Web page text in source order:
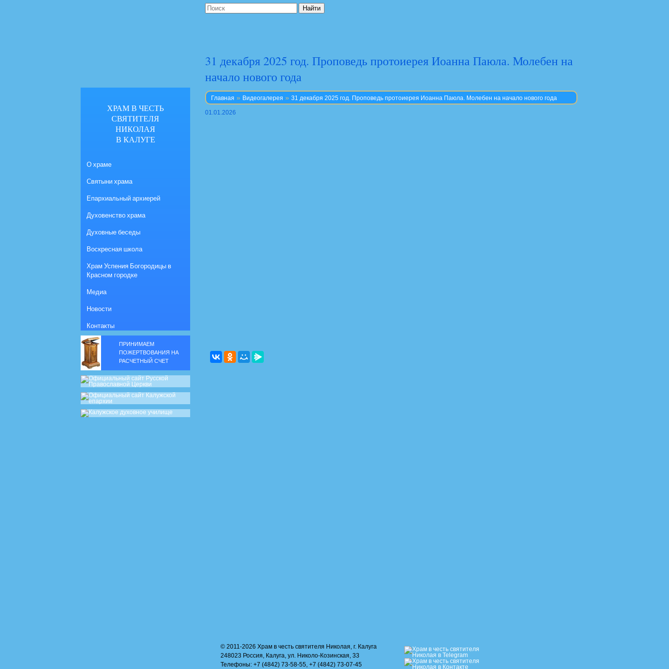
31 декабря 2025 год. Проповедь протоиерея Иоанна Паюла. Молебен на
начало нового года
Главная » Видеогалерея » 31 декабря 2025 год. Проповедь протоиерея Иоанна Паюла. Молебен на начало нового года
01.01.2026
ХРАМ В ЧЕСТЬ
СВЯТИТЕЛЯ
НИКОЛАЯ
В КАЛУГЕ
О храме
Святыни храма
Епархиальный архиерей
Духовенство храма
Духовные беседы
Воскресная школа
Храм Успения Богородицы в
Красном городке
Медиа
Новости
Контакты
ПРИНИМАЕМ
ПОЖЕРТВОВАНИЯ НА
РАСЧЕТНЫЙ СЧЕТ
© 2011-2026 Храм в честь святителя Николая, г. Калуга
248023 Россия, Калуга, ул. Николо-Козинская, 33
Телефоны: +7 (4842) 73-58-55, +7 (4842) 73-07-45